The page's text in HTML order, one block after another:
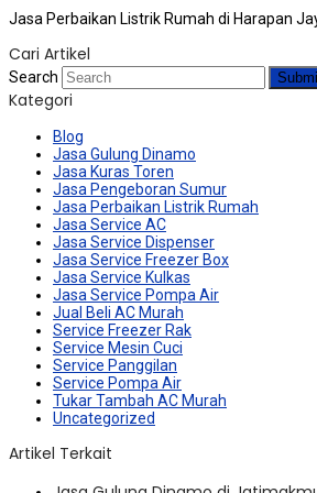
Jasa Perbaikan Listrik Rumah di Harapan
Cari Artikel
Search
Kategori
Blog
Jasa Gulung Dinamo
Jasa Kuras Toren
Jasa Pengeboran Sumur
Jasa Perbaikan Listrik Rumah
Jasa Service AC
Jasa Service Dispenser
Jasa Service Freezer Box
Jasa Service Kulkas
Jasa Service Pompa Air
Jual Beli AC Murah
Service Freezer Rak
Service Mesin Cuci
Service Panggilan
Service Pompa Air
Tukar Tambah AC Murah
Uncategorized
Artikel Terkait